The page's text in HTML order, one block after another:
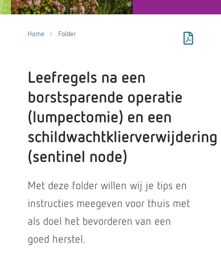
Home Folder
Leefregels na een
borstsparende operatie
(lumpectomie) en een
schildwachtklierverwijdering
(sentinel node)
Met deze folder willen wij je tips en
instructies meegeven voor thuis met
als doel het bevorderen van een
goed herstel.